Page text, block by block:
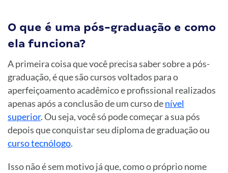
O que é uma pós-graduação e como
ela funciona?
A primeira coisa que você precisa saber sobre a pós-
graduação, é que são cursos voltados para o
aperfeiçoamento acadêmico e profissional realizados
apenas após a conclusão de um curso denível
superior. Ou seja, você só pode começar a sua pós
depois que conquistar seu diploma de graduação ou
curso tecnólogo.
Isso não é sem motivo já que, como o próprio nome